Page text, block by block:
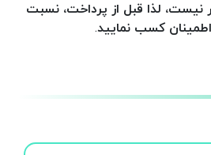
نیست، لذا قبل از پرداخت، نسبت
کسب نمایید.